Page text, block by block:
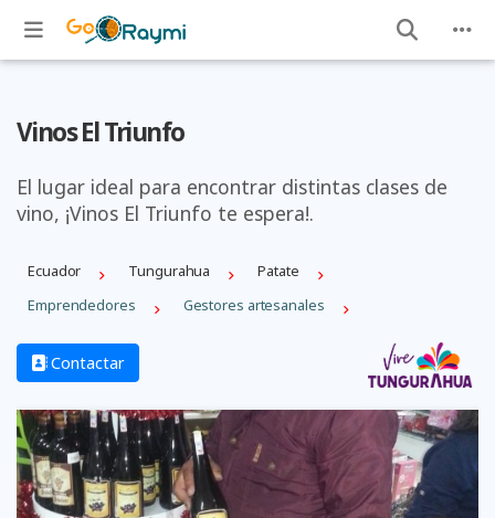
Vinos El Triunfo
El lugar ideal para encontrar distintas clases de
vino, ¡Vinos El Triunfo te espera!.
Ecuador Tungurahua
Patate
Emprendedores
Gestores artesanales
Contactar